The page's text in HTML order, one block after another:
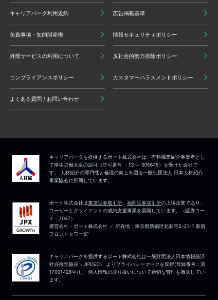
キャリアパーク利用規約 広告掲載基準
免責事項・知的財産権 情報セキュリティポリシー
外部サービスの利用について 反社会的勢力排除ポリシー
コンプライアンスポリシー カスタマーハラスメントポリシー
よくある質問 / お問い合わせ